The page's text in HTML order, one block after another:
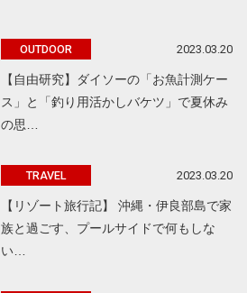
OUTDOOR 2023.03.20
【自由研究】ダイソーの「お魚計測ケー
ス」と「釣り用活かしバケツ」で夏休み
の思…
TRAVEL 2023.03.20
【リゾート旅行記】 沖縄・伊良部島で家
族と過ごす、プールサイドで何もしな
い…